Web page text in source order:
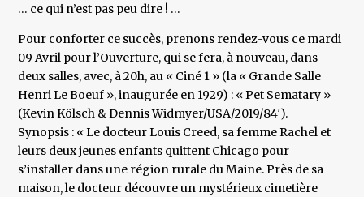
… ce qui n’est pas peu dire ! …
Pour conforter ce succès, prenons rendez-vous ce mardi
09 Avril pour l’Ouverture, qui se fera, à nouveau, dans
deux salles, avec, à 20h, au « Ciné 1 » (la « Grande Salle
Henri Le Boeuf », inaugurée en 1929) : « Pet Sematary »
(Kevin Kölsch & Dennis Widmyer/USA/2019/84′).
Synopsis : « Le docteur Louis Creed, sa femme Rachel et
leurs deux jeunes enfants quittent Chicago pour
s’installer dans une région rurale du Maine. Près de sa
maison, le docteur découvre un mystérieux cimetière